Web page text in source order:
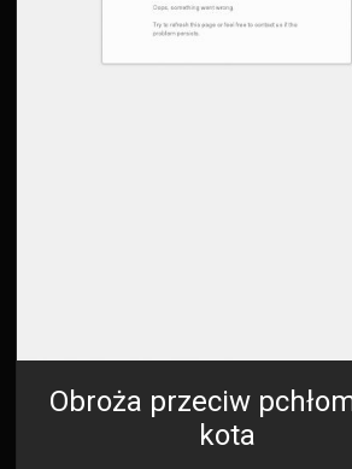
Obroża przeciw
kota